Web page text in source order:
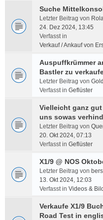
Suche
Letzter Beitrag von
24. Dez 2024, 13:45
Verfasst in
Verkauf / Ankauf von
Auspuffkrümmer
Bastler zu
Letzter Beitrag von
Verfasst in Geflüster
Vielleicht ganz
uns sowas
Letzter Beitrag von
20. Okt 2024, 07:13
Verfasst in Geflüster
X1/9 @ NOS
Letzter Beitrag von
13. Okt 2024, 12:03
Verfasst in Videos &
Verkaufe X1/9
Road Test in